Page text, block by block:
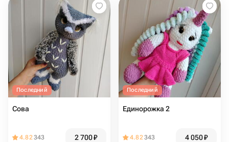
Последний
Сова
4.82343 2 700₽
Последний
Единорожка 2
4.82343 4 050₽